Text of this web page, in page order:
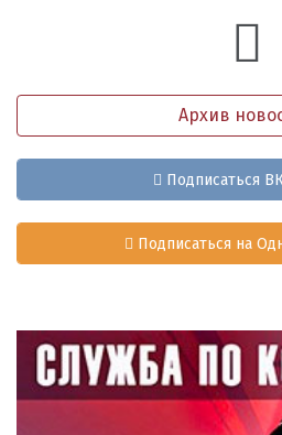
Архив
Подписаться
Подписаться на